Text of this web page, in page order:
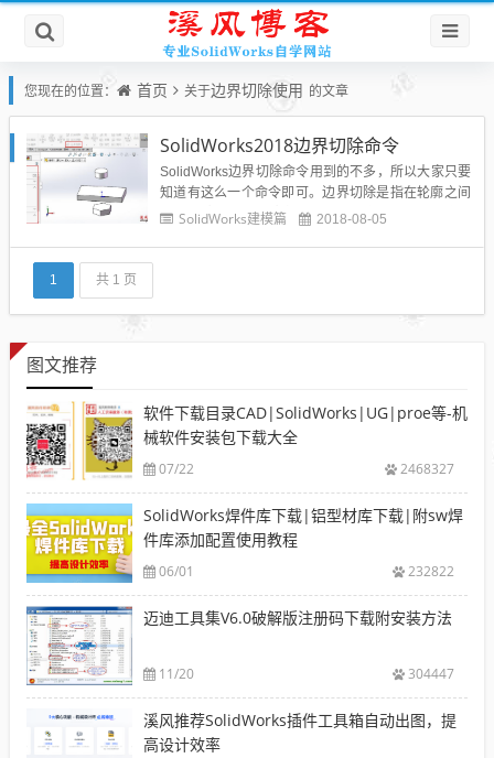
您现在的位置： 首页 关于边界切除使用 的文章
SolidWorks2018边界切除命令
SolidWorks边界切除命令用到的不多，所以大家只要
知道有这么一个命令即可。边界切除是指在轮廓之间
双向移除材料来切除实体模型。用户可通过以下方式
SolidWorks建模篇 2018-08-05
1 共 1 页
图文推荐
软件下载目录CAD|SolidWorks|UG|proe等-机
械软件安装包下载大全
07/22 2468327
SolidWorks焊件库下载|铝型材库下载|附sw焊
件库添加配置使用教程
06/01 232822
迈迪工具集V6.0破解版注册码下载附安装方法
11/20 304447
溪风推荐SolidWorks插件工具箱自动出图，提
高设计效率